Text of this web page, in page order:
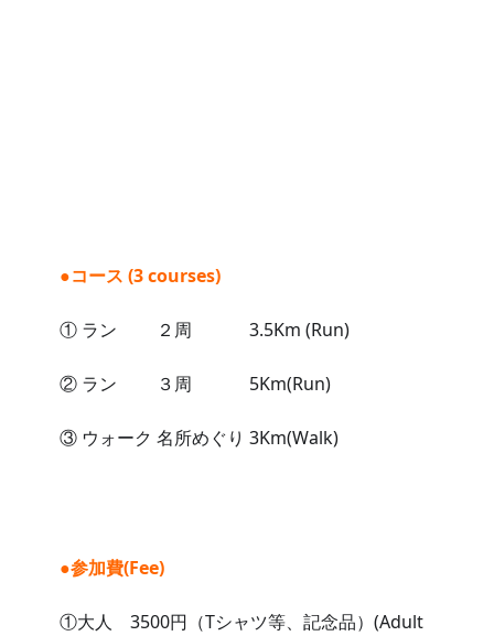
●コース (3 courses)
① ラン　　 ２周　　　 3.5Km (Run)
② ラン　　 ３周　　　 5Km(Run)
③ ウォーク 名所めぐり 3Km(Walk)
●参加費(Fee)
①大人　3500円（Tシャツ等、記念品）(Adult